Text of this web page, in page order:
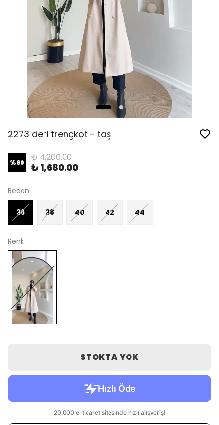
2273 deri trençkot - taş
%60 ₺ 4,200.00
₺ 1,680.00
Beden
36 38 40 42 44
Renk
STOKTA YOK